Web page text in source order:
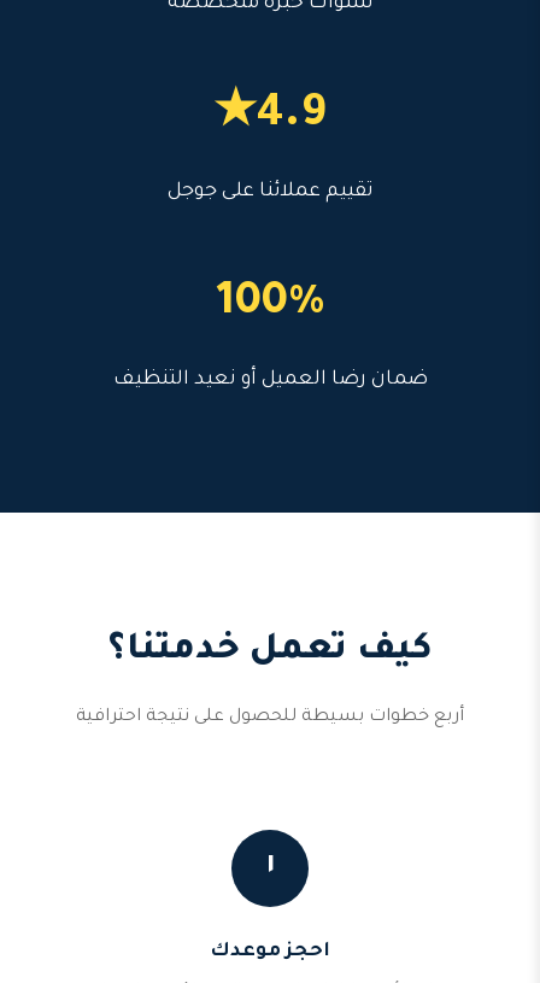
4.9★
تقييم عملائنا على جوجل
100%
ضمان رضا العميل أو نعيد التنظيف
كيف تعمل خدمتنا؟
أربع خطوات بسيطة للحصول على نتيجة احترافية
١
احجز موعدك